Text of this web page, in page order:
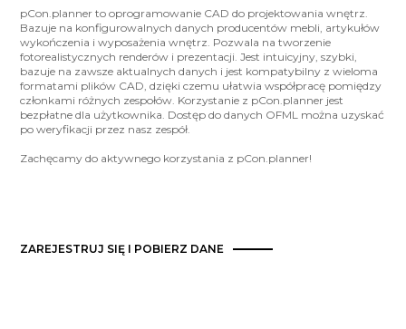
pCon.planner to oprogramowanie CAD do projektowania wnętrz.
Bazuje na konfigurowalnych danych producentów mebli, artykułów
wykończenia i wyposażenia wnętrz. Pozwala na tworzenie
fotorealistycznych renderów i prezentacji. Jest intuicyjny, szybki,
bazuje na zawsze aktualnych danych i jest kompatybilny z wieloma
formatami plików CAD, dzięki czemu ułatwia współpracę pomiędzy
członkami różnych zespołów. Korzystanie z pCon.planner jest
bezpłatne dla użytkownika. Dostęp do danych OFML można uzyskać
po weryfikacji przez nasz zespół.
Zachęcamy do aktywnego korzystania z pCon.planner!
ZAREJESTRUJ SIĘ I POBIERZ DANE